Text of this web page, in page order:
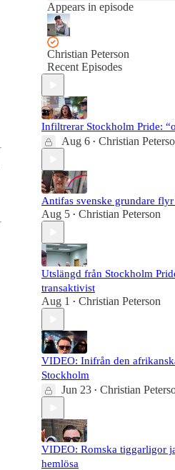
Appears in episode
Christian Peterson
Recent Episodes
Infiltrerar Stockholm Pride:
Aug 6 • Christian
Antifas svenske grundare
Aug 5 • Christian Peterson
Utslängd från Stockholm
transaktivist
Aug 1 • Christian Peterson
VIDEO: Inifrån den
Stockholm
Jun 23 • Christian
VIDEO: Romska tiggarligor
hemlösa